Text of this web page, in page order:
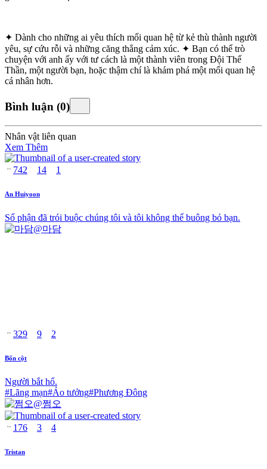
✦ Dành cho những ai yêu thích mối quan hệ từ kẻ thù thành người
yêu, sự cứu rỗi và những căng thẳng cảm xúc. ✦ Bạn có thể trò
chuyện với anh ấy với tư cách là một thành viên trong Đội Thế
Thần, một người bạn, hoặc thậm chí là khám phá một mối quan hệ
cá nhân hơn.
Bình luận (0)
Nhân vật liên quan
Xem Thêm
742 14 1
An Huiyoon
Số phận đã trói buộc chúng tôi và tôi không thể buông bỏ bạn.
@마담
329 9 2
Bốn cột
Người bắt hổ.
#Lãng mạn#Ảo tưởng#Phương Đông
@쩜오
176 3 4
Tristan